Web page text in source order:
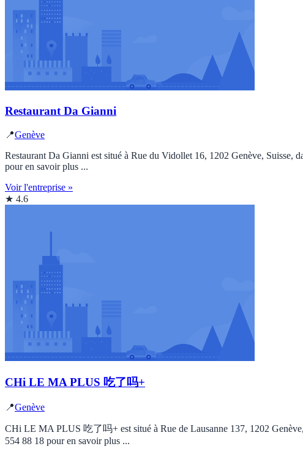
Restaurant Da Gianni
📍Genève
Restaurant Da Gianni est situé à Rue du Vidollet 16, 1202 Genève, Suisse,
pour en savoir plus ...
Voir l'entreprise »
★ 4.6
CHi LE MA PLUS 吃了吗+
📍Genève
CHi LE MA PLUS 吃了吗+ est situé à Rue de Lausanne 137, 1202
554 88 18 pour en savoir plus ...